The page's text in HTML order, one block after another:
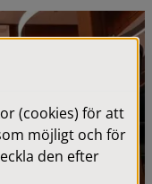
(cookies) för att
möjligt och för
den efter